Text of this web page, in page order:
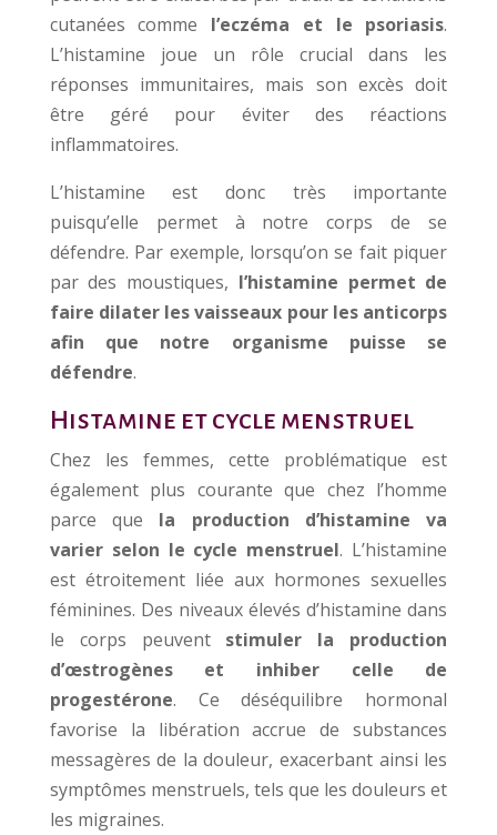
cutanées comme l’eczéma et le psoriasis.
L’histamine joue un rôle crucial dans les
réponses immunitaires, mais son excès doit
être géré pour éviter des réactions
inflammatoires.
L’histamine est donc très importante
puisqu’elle permet à notre corps de se
défendre. Par exemple, lorsqu’on se fait piquer
par des moustiques, l’histamine permet de
faire dilater les vaisseaux pour les anticorps
afin que notre organisme puisse se
défendre.
Histamine et cycle menstruel
Chez les femmes, cette problématique est
également plus courante que chez l’homme
parce que la production d’histamine va
varier selon le cycle menstruel. L’histamine
est étroitement liée aux hormones sexuelles
féminines. Des niveaux élevés d’histamine dans
le corps peuvent stimuler la production
d’œstrogènes et inhiber celle de
progestérone. Ce déséquilibre hormonal
favorise la libération accrue de substances
messagères de la douleur, exacerbant ainsi les
symptômes menstruels, tels que les douleurs et
les migraines.